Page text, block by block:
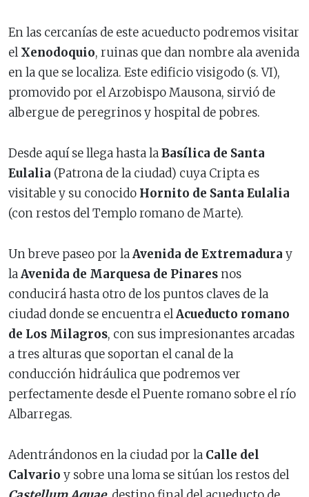
En las cercanías de este acueducto podremos visitar
elXenodoquio, ruinas que dan nombre ala avenida
en la que se localiza. Este edificio visigodo (s. VI),
promovido por el Arzobispo Mausona, sirvió de
albergue de peregrinos y hospital de pobres.
Desde aquí se llega hasta laBasílica de Santa
Eulalia (Patrona de la ciudad) cuya Cripta es
visitable y su conocido Hornito de Santa Eulalia
(con restos del Templo romano de Marte).
Un breve paseo por laAvenida de Extremadura y
laAvenida de Marquesa de Pinares nos
conducirá hasta otro de los puntos claves de la
ciudad donde se encuentra elAcueducto romano
de Los Milagros, con sus impresionantes arcadas
a tres alturas que soportan el canal de la
conducción hidráulica que podremos ver
perfectamente desde el Puente romano sobre el río
Albarregas.
Adentrándonos en la ciudad por la Calle del
Calvario y sobre una loma se sitúan los restos del